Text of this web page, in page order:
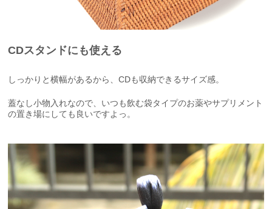
CDスタンドにも使える
しっかりと横幅があるから、CDも収納できるサイズ感。
蓋なし小物入れなので、いつも飲む袋タイプのお薬やサプリメント
の置き場にしても良いですよっ。